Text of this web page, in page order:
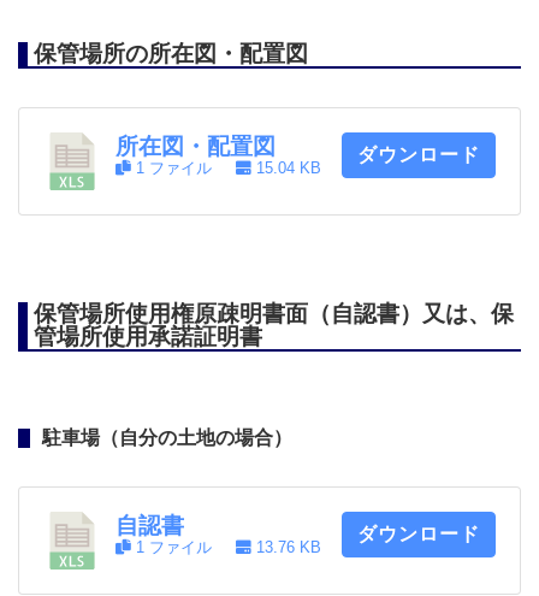
保管場所の所在図・配置図
所在図・配置図
1 ファイル 15.04 KB
ダウンロード
保管場所使用権原疎明書面（自認書）又は、保
管場所使用承諾証明書
駐車場（自分の土地の場合）
自認書
1 ファイル 13.76 KB
ダウンロード